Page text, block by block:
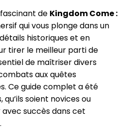
de Kingdom Come :
qui vous plonge dans un
historiques et en
tirer le meilleur parti de
de maîtriser divers
aux quêtes
Ce guide complet a été
soient novices ou
succès dans cet